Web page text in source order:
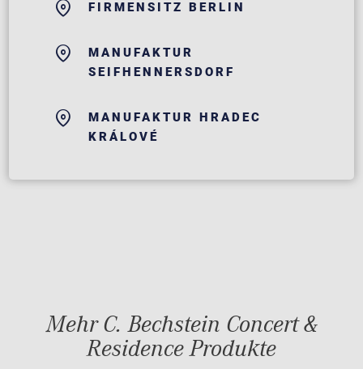
FIRMENSITZ BERLIN
MANUFAKTUR
SEIFHENNERSDORF
MANUFAKTUR HRADEC
KRÁLOVÉ
Mehr C. Bechstein Concert &
Residence Produkte